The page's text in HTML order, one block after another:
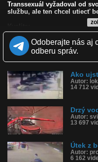
Transsexuál vyžadoval od
službu, ale ten chcel utiecť
Zverejnené: 11.5.2012 17:47
Páči sa: 33% (18 hlasov)
Obľúbené: 6
Komentárov: 36
Kategória: šokujúce
Tagy: zaplatenia,
História sledovanosti videa:
Odoberajte nás aj
odberu správ.
Ako
Autor:
14 712
Drzý
Autor:
13 697
Útek z
Autor:
6 162